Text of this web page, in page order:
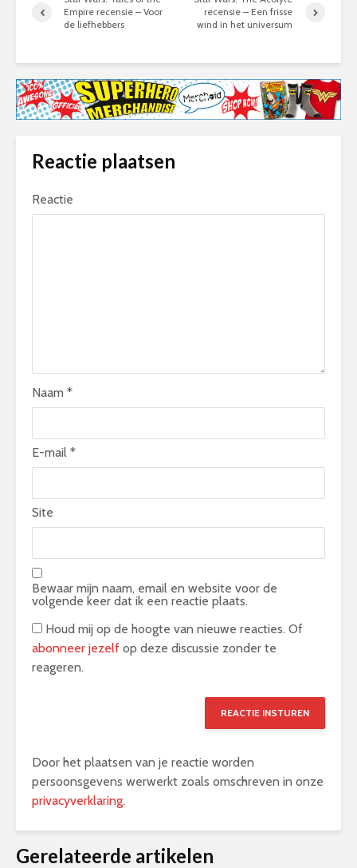
Empire recensie – Voor
de liefhebbers
recensie – Een frisse
wind in het universum
Reactie plaatsen
Reactie
Naam *
E-mail *
Site
Bewaar mijn naam, email en website voor de
volgende keer dat ik een reactie plaats.
Houd mij op de hoogte van nieuwe reacties. Of
abonneer jezelf op deze discussie zonder te
reageren.
Door het plaatsen van je reactie worden
persoonsgevens werwerkt zoals omschreven in onze
privacyverklaring.
Gerelateerde artikelen